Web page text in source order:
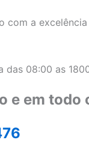
com a excelência
das 08:00 as
e em todo